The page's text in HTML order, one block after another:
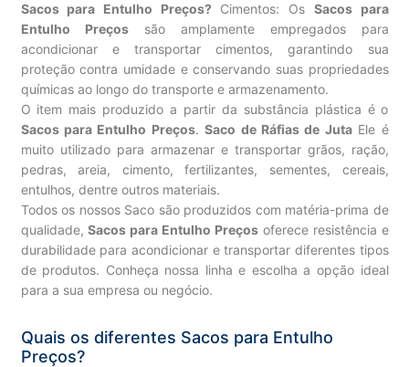
Sacos para Entulho Preços? Cimentos: Os Sacos para
Entulho Preçossão amplamente empregados para
acondicionar e transportar cimentos, garantindo sua
proteção contra umidade e conservando suas propriedades
químicas ao longo do transporte e armazenamento.
O item mais produzido a partir da substância plástica é o
Sacos para Entulho Preços.Saco de Ráfias de JutaEle é
muito utilizado para armazenar e transportar grãos, ração,
pedras, areia, cimento, fertilizantes, sementes, cereais,
entulhos, dentre outros materiais.
Todos os nossos Saco são produzidos com matéria-prima de
qualidade,Sacos para Entulho Preçosoferece resistência e
durabilidade para acondicionar e transportar diferentes tipos
de produtos. Conheça nossa linha e escolha a opção ideal
para a sua empresa ou negócio.
Quais os diferentes Sacos para Entulho
Preços?